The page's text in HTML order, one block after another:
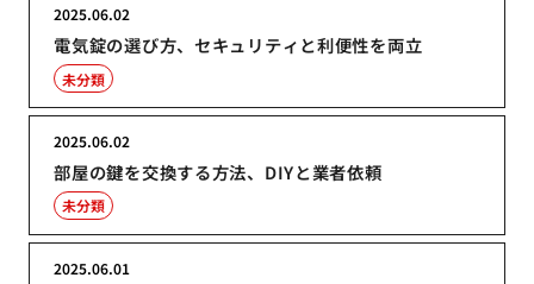
電気錠の選び方、セキュリティと利便性を両立
2025.06.02
未分類
部屋の鍵を交換する方法、DIYと業者依頼
2025.06.02
未分類
2025.06.01